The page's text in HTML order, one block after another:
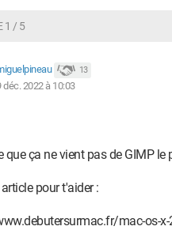
1 / 5
13
déc. 2022 à 10:03
que ça ne vient pas de GIMP le
pour t'aider :
mac-os-